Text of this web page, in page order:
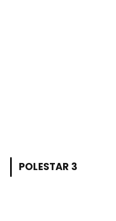
POLESTAR 3